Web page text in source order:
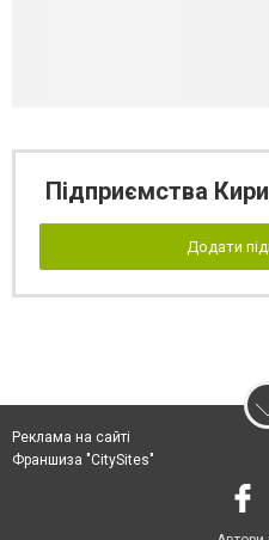
Підприємства
Додати
Реклама на сайті
Франшиза "CitySites"